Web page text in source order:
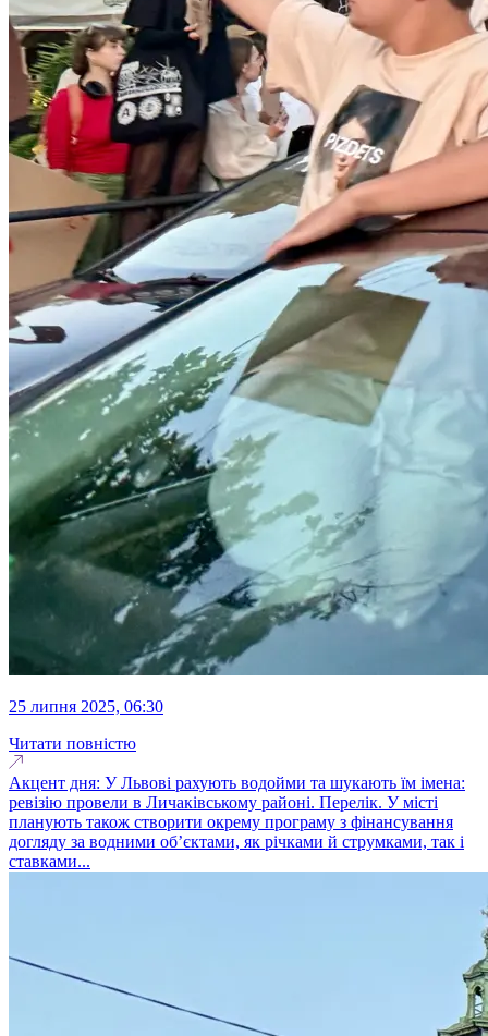
25 липня 2025, 06:30
Читати повністю
Акцент дня: У Львові рахують водойми та шукають їм імена:
ревізію провели в Личаківському районі. Перелік. У місті
планують також створити окрему програму з фінансування
догляду за водними об’єктами, як річками й струмками, так і
ставками...